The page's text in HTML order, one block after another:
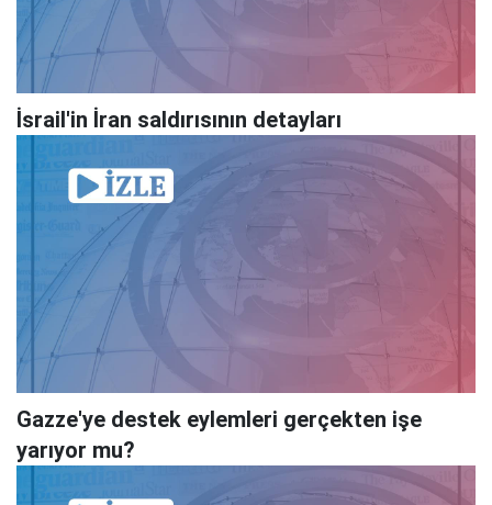
İsrail'in İran saldırısının detayları
Gazze'ye destek eylemleri gerçekten işe
yarıyor mu?